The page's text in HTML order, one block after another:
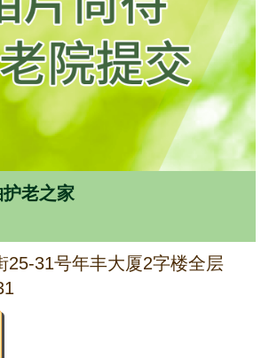
老之家
25-31号年丰大厦2字楼全层